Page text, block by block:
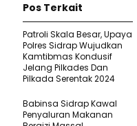
Pos Terkait
Patroli Skala Besar, Upaya
Polres Sidrap Wujudkan
Kamtibmas Kondusif
Jelang Pilkades Dan
Pilkada Serentak 2024
Babinsa Sidrap Kawal
Penyaluran Makanan